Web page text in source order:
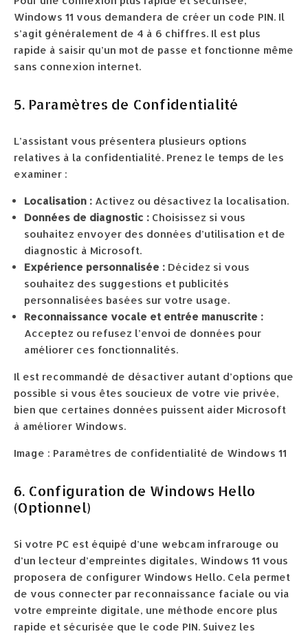
Windows 11 vous demandera de créer un code PIN. Il
s’agit généralement de 4 à 6 chiffres. Il est plus
rapide à saisir qu’un mot de passe et fonctionne même
sans connexion internet.
5. Paramètres de Confidentialité
L’assistant vous présentera plusieurs options
relatives à la confidentialité. Prenez le temps de les
examiner :
Localisation : Activez ou désactivez la localisation.
Données de diagnostic : Choisissez si vous
souhaitez envoyer des données d’utilisation et de
diagnostic à Microsoft.
Expérience personnalisée : Décidez si vous
souhaitez des suggestions et publicités
personnalisées basées sur votre usage.
Reconnaissance vocale et entrée manuscrite :
Acceptez ou refusez l’envoi de données pour
améliorer ces fonctionnalités.
Il est recommandé de désactiver autant d’options que
possible si vous êtes soucieux de votre vie privée,
bien que certaines données puissent aider Microsoft
à améliorer Windows.
Image : Paramètres de confidentialité de Windows 11
6. Configuration de Windows Hello
(Optionnel)
Si votre PC est équipé d’une webcam infrarouge ou
d’un lecteur d’empreintes digitales, Windows 11 vous
proposera de configurer Windows Hello. Cela permet
de vous connecter par reconnaissance faciale ou via
votre empreinte digitale, une méthode encore plus
rapide et sécurisée que le code PIN. Suivez les